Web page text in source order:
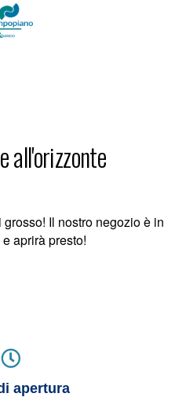
all'orizzonte
Il nostro negozio è in
aprirà presto!
apertura